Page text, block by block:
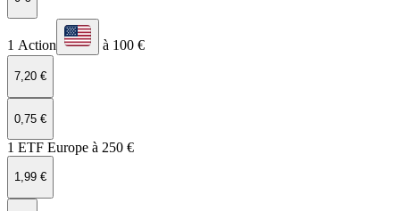
1 Action à 100 €
7,20 €
0,75 €
1 ETF Europe à 250 €
1,99 €